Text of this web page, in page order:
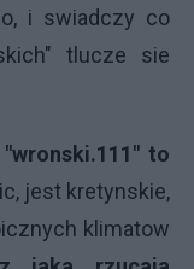
i swiadczy co
tlucze sie
to
jest kretynskie,
klimatow